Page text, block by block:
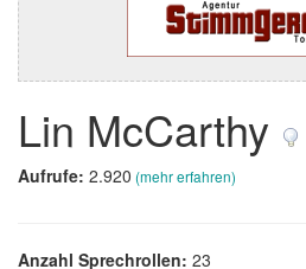
Lin McCarthy
Aufrufe: 2.920 (mehr erfahren)
Anzahl Sprechrollen: 23